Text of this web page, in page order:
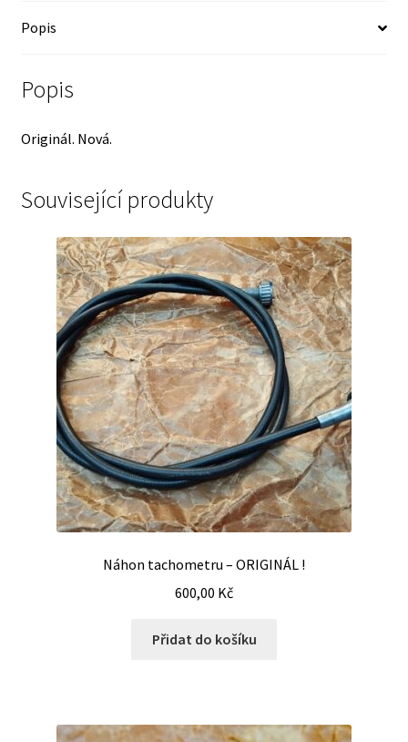
Popis
Popis
Originál. Nová.
Související produkty
Náhon tachometru – ORIGINÁL !
600,00 Kč
Přidat do košíku